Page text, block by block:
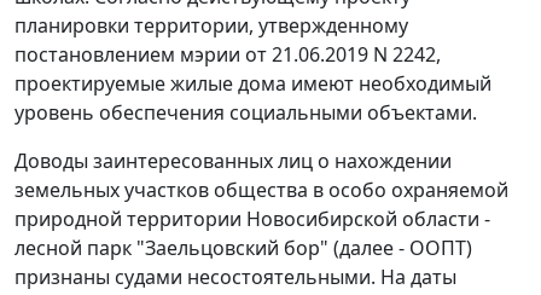
планировки территории, утвержденному
постановлением мэрии от 21.06.2019 N 2242,
проектируемые жилые дома имеют необходимый
уровень обеспечения социальными объектами.
Доводы заинтересованных лиц о нахождении
земельных участков общества в особо охраняемой
природной территории Новосибирской области -
лесной парк "Заельцовский бор" (далее - ООПТ)
признаны судами несостоятельными. На даты